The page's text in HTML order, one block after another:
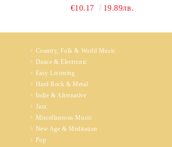
€10.17
19.89лв.
Country, Folk & World Music
Dance & Electronic
Easy Listening
Hard Rock & Metal
Indie & Alternative
Jazz
Miscellaneous Music
New Age & Meditation
Pop